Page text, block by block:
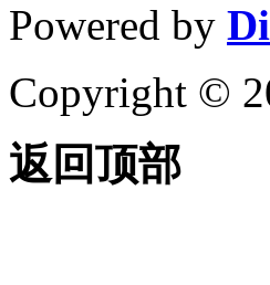
Powered by
Copyright ©
返回顶部